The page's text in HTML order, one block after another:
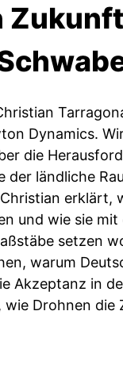
Dynamics.
die
der ländliche
erklärt,
und wie sie
setzen
warum
Akzeptanz in
Drohnen die